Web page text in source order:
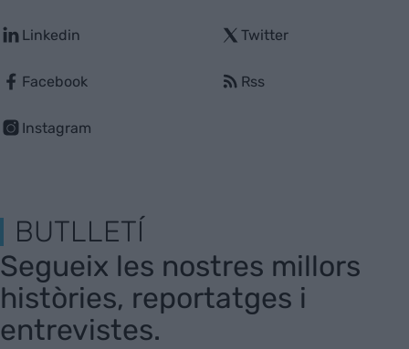
Linkedin
Facebook
Instagram
Twitter
Rss
BUTLLETÍ
Segueix les nostres millors
històries, reportatges i
entrevistes.